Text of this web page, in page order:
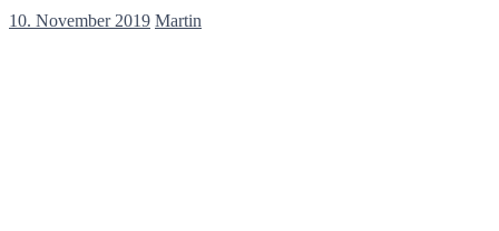
10. November 2019 Martin